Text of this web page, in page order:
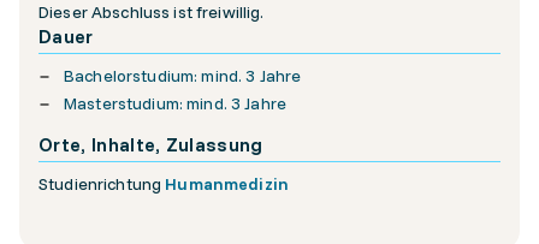
Dieser Abschluss ist freiwillig.
Dauer
Bachelorstudium: mind. 3 Jahre
Masterstudium: mind. 3 Jahre
Orte, Inhalte, Zulassung
Studienrichtung Humanmedizin